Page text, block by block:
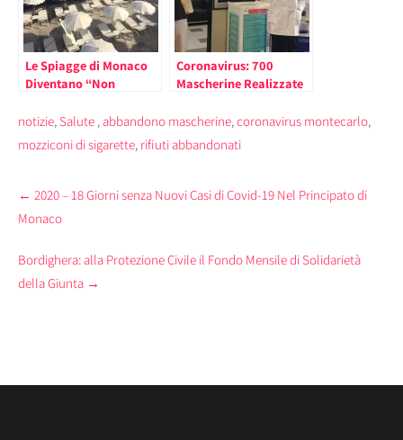
Le Spiagge di Monaco
Diventano “Non
delimitate per chi
fuma)
Coronavirus: 700
Mascherine Realizzate
“aiutiamo fino a
quando l’Italia non si
rialzerà più forte di
notizie, Salute , abbandono mascherine,coronavirus montecarlo,
mozziconi di sigarette, rifiuti abbandonati
Post
navigation
← 2020 – 18 Giorni senza Nuovi Casi di Covid-19 Nel Principato di
Monaco
Bordighera: alla Protezione Civile il Fondo Mensile di Solidarietà
della Giunta →